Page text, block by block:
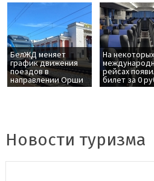
БелЖД меняет
график движения
поездов в
направлении Орши
На некоторых
рейсах
билет за 0
Новости туризма